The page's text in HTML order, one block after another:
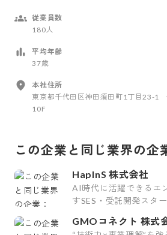
従業員数
180人
平均年齢
37歳
本社住所
東京都千代田区神田須田町1丁目23-1
10F
この企業と同じ業界の企
HapInS 株式会社
AI時代に活躍できるエ
すSES・受託開発スタ
GMOコネクト 株式